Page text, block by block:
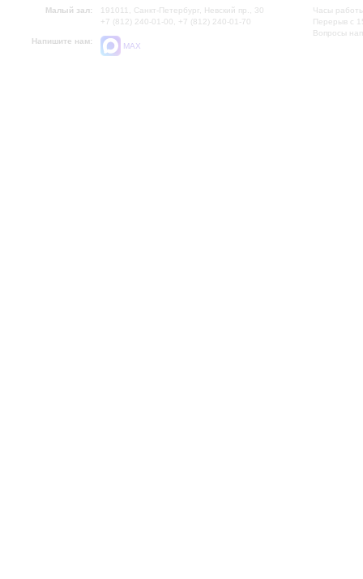
Малый зал:
191011, Санкт-Петербург, Невский пр., 30
+7 (812) 240-01-00, +7 (812) 240-01-70
Напишите нам:
MAX
Часы
Перерыв с
Вопросы